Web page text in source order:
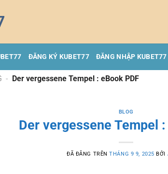
ĐĂNG KÝ KUBET77 ĐĂNG NHẬP KUBET77
- Der vergessene Tempel : eBook PDF
BLOG
Der vergessene Tempel
ĐÃ ĐĂNG TRÊNTHÁNG 9 9, 2025 BỞI